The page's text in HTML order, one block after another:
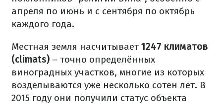
апреля по июнь и с сентября по октябрь
каждого года.
Местная земля насчитывает1247 климатов
(climats) – точно определённых
виноградных участков, многие из которых
возделываются уже несколько сотен лет. В
2015 году они получили статус объекта